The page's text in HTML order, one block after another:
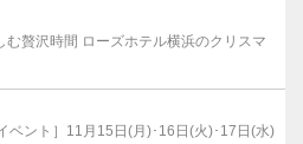
む贅沢時間 ローズホテル横浜のクリスマ
ベント］11月15日(月)･16日(火)･17日(水)